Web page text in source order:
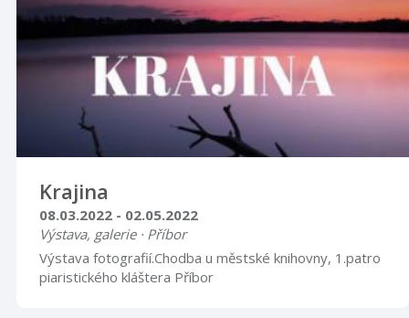
Krajina
08.03.2022 - 02.05.2022
Výstava, galerie · Příbor
Výstava fotografií.Chodba u městské knihovny, 1.patro
piaristického kláštera Příbor